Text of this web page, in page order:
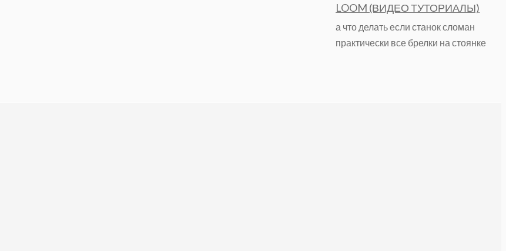
LOOM (ВИДЕО ТУТОРИАЛЫ)
а что делать если станок сломан
практически все брелки на стоянке